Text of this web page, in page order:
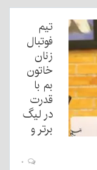
تیم
فوتبال
زنان
خاتون
بم با
قدرت
در لیگ
برتر و